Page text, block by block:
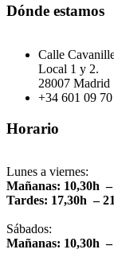
Dónde estamos
Calle
Local 1 y 2.
28007 Madrid
+34 601 09
Horario
Lunes a viernes:
Mañanas: 10,30h –
Tardes: 17,30h –
Sábados:
Mañanas: 10,30h –